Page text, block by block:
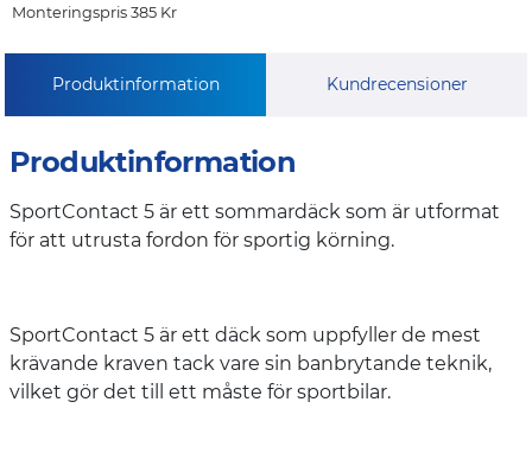
Monteringspris 385 Kr
Produktinformation Kundrecensioner
Produktinformation
SportContact 5 är ett sommardäck som är utformat
för att utrusta fordon för sportig körning.
SportContact 5 är ett däck som uppfyller de mest
krävande kraven tack vare sin banbrytande teknik,
vilket gör det till ett måste för sportbilar.